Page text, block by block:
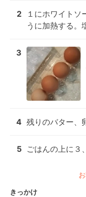
2
１にホワイトソ
うに加熱する。
3
4 残りのバター、
5 ごはんの上に３
きっかけ